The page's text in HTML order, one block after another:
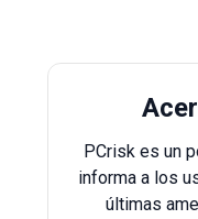
PCrisk es un
informa a los
últimas